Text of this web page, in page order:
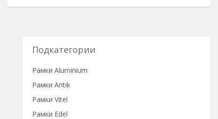
Подкатегории
Рамки Aluminium
Рамки Antik
Рамки Vitel
Рамки Edel